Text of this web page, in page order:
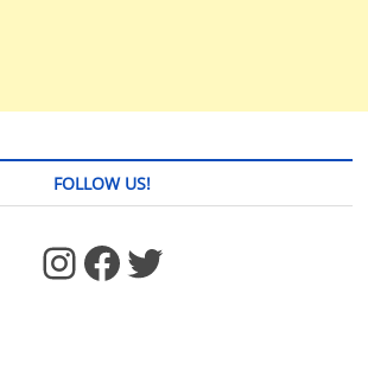
FOLLOW US!
https://www.facebook.com/jstages/ Facebook Twitter